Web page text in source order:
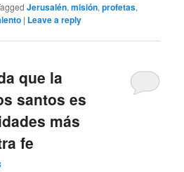
Jerusalén,misión,profetas,
| Leave a reply
que la
santos es
más
fe